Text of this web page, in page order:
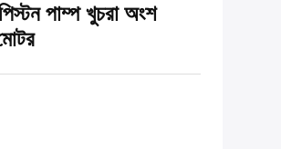
পাম্প খুচরা অংশ